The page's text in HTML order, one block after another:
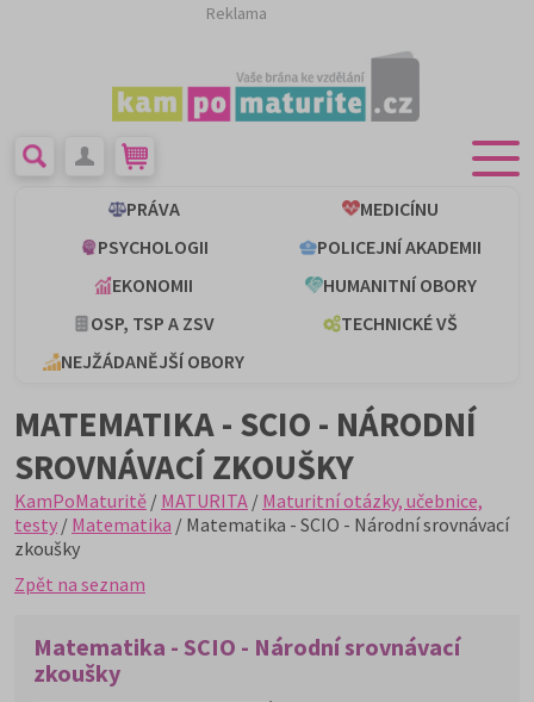
Reklama
PRÁVA
MEDICÍNU
PSYCHOLOGII
POLICEJNÍ AKADEMII
EKONOMII
HUMANITNÍ OBORY
OSP, TSP A ZSV
TECHNICKÉ VŠ
NEJŽÁDANĚJŠÍ OBORY
MATEMATIKA - SCIO - NÁRODNÍ
SROVNÁVACÍ ZKOUŠKY
KamPoMaturitě / MATURITA / Maturitní otázky, učebnice,
testy / Matematika / Matematika - SCIO - Národní srovnávací
zkoušky
Zpět na seznam
Matematika - SCIO - Národní srovnávací
zkoušky